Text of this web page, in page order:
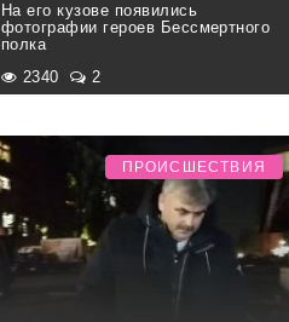
На его кузове появились
фотографии героев Бессмертного
полка
2340 2
ПРОИСШЕСТВИЯ